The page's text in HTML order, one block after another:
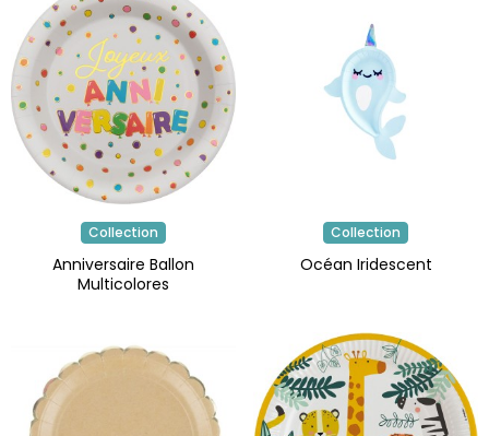
Collection
Anniversaire Ballon
Multicolores
Collection
Océan Iridescent